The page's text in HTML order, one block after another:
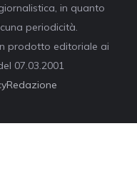
in quanto
periodicità.
prodotto editoriale ai
07.03.2001
Redazione